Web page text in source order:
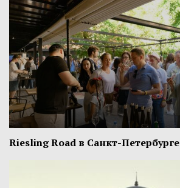
Riesling Road в Санкт-Петербурге